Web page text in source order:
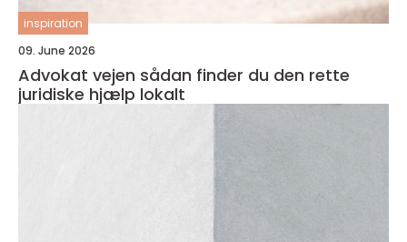
inspiration
09. June 2026
Advokat vejen sådan finder du den rette
juridiske hjælp lokalt